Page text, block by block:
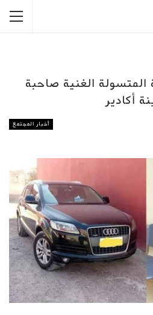
الغنية صاحبة
أكادير
أخبار المجتمع